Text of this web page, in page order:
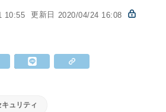
10:55 更新日 2020/04/24 16:08
ュリティ